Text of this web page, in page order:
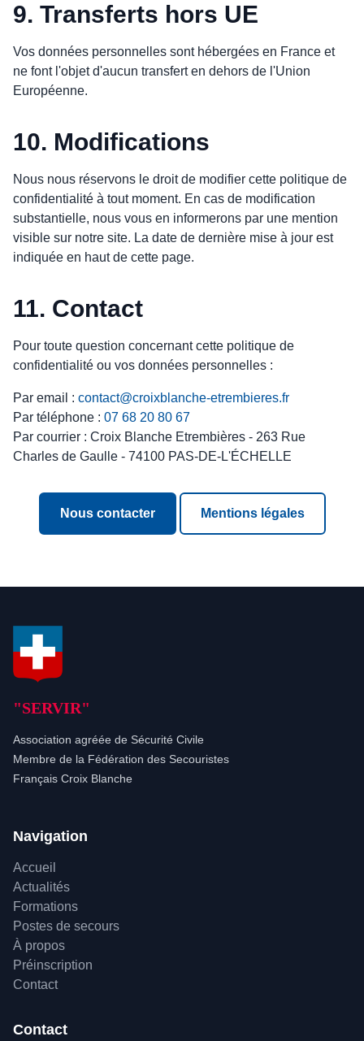
9. Transferts hors UE
Vos données personnelles sont hébergées en France et
ne font l'objet d'aucun transfert en dehors de l'Union
Européenne.
10. Modifications
Nous nous réservons le droit de modifier cette politique de
confidentialité à tout moment. En cas de modification
substantielle, nous vous en informerons par une mention
visible sur notre site. La date de dernière mise à jour est
indiquée en haut de cette page.
11. Contact
Pour toute question concernant cette politique de
confidentialité ou vos données personnelles :
Par email : contact@croixblanche-etrembieres.fr
Par téléphone : 07 68 20 80 67
Par courrier : Croix Blanche Etrembières - 263 Rue
Charles de Gaulle - 74100 PAS-DE-L'ÉCHELLE
Nous contacter Mentions légales
"SERVIR"
Association agréée de Sécurité Civile
Membre de la Fédération des Secouristes
Français Croix Blanche
Navigation
Accueil
Actualités
Formations
Postes de secours
À propos
Préinscription
Contact
Contact